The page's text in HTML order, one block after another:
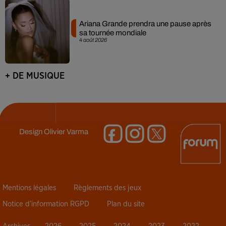
4 août 2026
Ariana Grande prendra une pause après
sa tournée mondiale
+ DE MUSIQUE
DesignOlivier Varma
Mentions légales Règlements des jeux
Notice d’information RGPD Plan du site